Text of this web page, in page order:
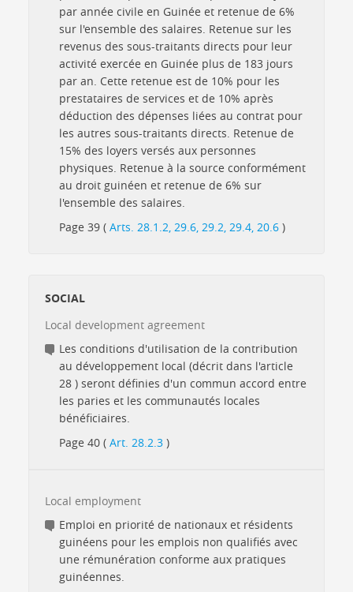
par année civile en Guinée et retenue de 6%
sur l'ensemble des salaires. Retenue sur les
revenus des sous-traitants directs pour leur
activité exercée en Guinée plus de 183 jours
par an. Cette retenue est de 10% pour les
prestataires de services et de 10% après
déduction des dépenses liées au contrat pour
les autres sous-traitants directs. Retenue de
15% des loyers versés aux personnes
physiques. Retenue à la source conformément
au droit guinéen et retenue de 6% sur
l'ensemble des salaires.
Page 39 ( Arts. 28.1.2, 29.6, 29.2, 29.4, 20.6 )
SOCIAL
Local development agreement
Les conditions d'utilisation de la contribution
au développement local (décrit dans l'article
28 ) seront définies d'un commun accord entre
les paries et les communautés locales
bénéficiaires.
Page 40 ( Art. 28.2.3 )
Local employment
Emploi en priorité de nationaux et résidents
guinéens pour les emplois non qualifiés avec
une rémunération conforme aux pratiques
guinéennes.